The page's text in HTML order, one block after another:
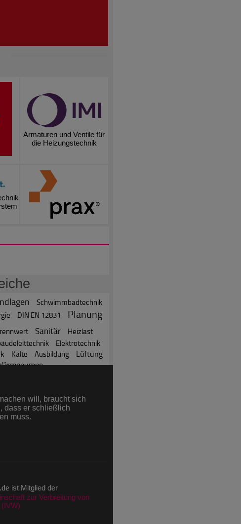
Armaturen und Ventile für
die Heizungstechnik
Schwimmbadtechnik
DIN EN 12831 Planung
Sanitär
Heizlast
Elektrotechnik
Kälte Ausbildung
Lüftung
(Zur Newsletter Anmeldung)
will, braucht sich
dass er schließlich
muss.
ist Mitglied der
zur Verbreitung von